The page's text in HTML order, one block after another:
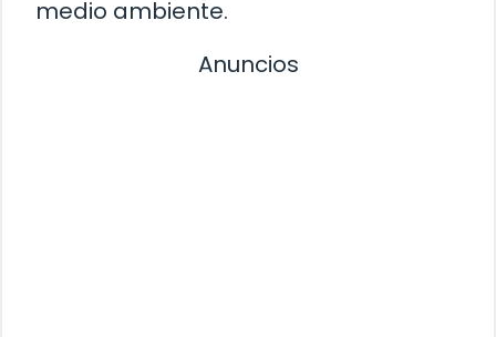
medio ambiente.
Anuncios